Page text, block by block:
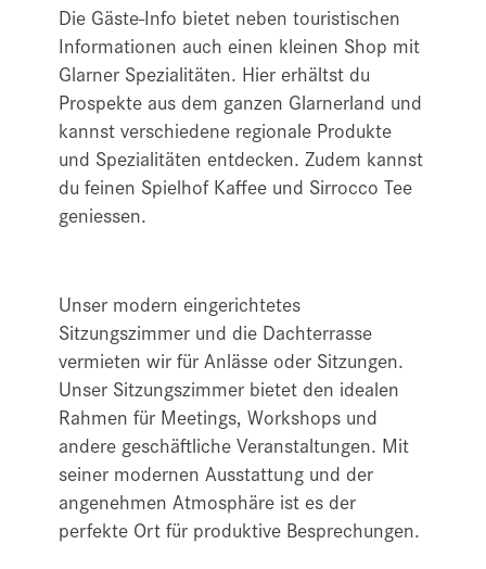
Die Gäste-Info bietet neben touristischen
Informationen auch einen kleinen Shop mit
Glarner Spezialitäten. Hier erhältst du
Prospekte aus dem ganzen Glarnerland und
kannst verschiedene regionale Produkte
und Spezialitäten entdecken. Zudem kannst
du feinen Spielhof Kaffee und Sirrocco Tee
geniessen.
Unser modern eingerichtetes
Sitzungszimmer und die Dachterrasse
vermieten wir für Anlässe oder Sitzungen.
Unser Sitzungszimmer bietet den idealen
Rahmen für Meetings, Workshops und
andere geschäftliche Veranstaltungen. Mit
seiner modernen Ausstattung und der
angenehmen Atmosphäre ist es der
perfekte Ort für produktive Besprechungen.